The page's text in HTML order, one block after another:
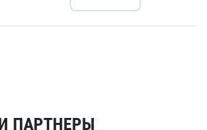
ПАРТНЕРЫ